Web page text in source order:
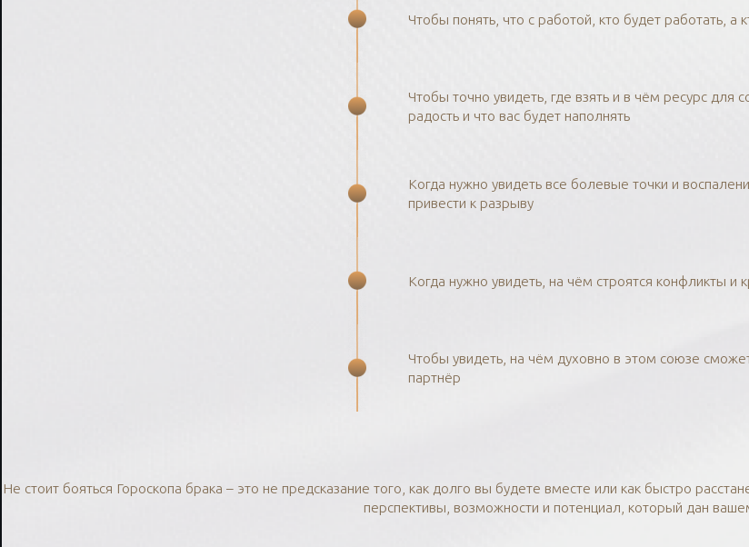
Чтобы понять, что с работой, кто будет работать, а
Чтобы точно увидеть, где взять и в чём ресурс для
радость и что вас будет наполнять
Когда нужно увидеть все болевые точки и
привести к разрыву
Когда нужно увидеть, на чём строятся конфликты и
Чтобы увидеть, на чём духовно в этом союзе
партнёр
Не стоит бояться Гороскопа брака – это не предсказание того, как долго вы будете вместе или как быстро
перспективы, возможности и потенциал, который дан